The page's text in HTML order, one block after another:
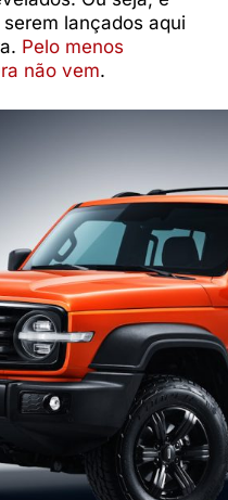
lançados aqui
Pelo menos
não vem.